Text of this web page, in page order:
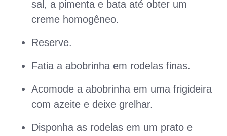
sal, a pimenta e bata até obter um
creme homogêneo.
Reserve.
Fatia a abobrinha em rodelas finas.
Acomode a abobrinha em uma frigideira
com azeite e deixe grelhar.
Disponha as rodelas em um prato e